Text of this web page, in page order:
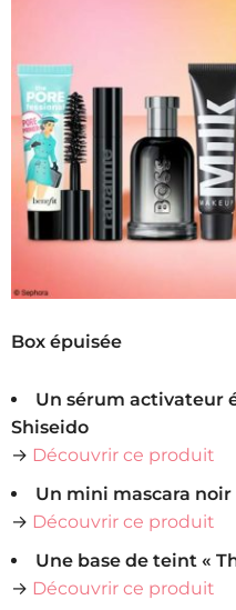
Box épuisée
Un sérum activateur
Shiseido
→ Découvrir ce produit
Un mini mascara noir
→ Découvrir ce produit
Une base de teint «
→ Découvrir ce produit